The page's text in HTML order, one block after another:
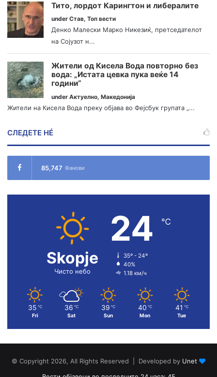
Тито, лордот Карингтон и либералите
under Став, Топ вести
Денко Малески Марко Никезиќ, претседателот
на Сојузот н...
Жители од Кисела Вода повторно без
вода: „Истата цевка пука веќе 14
години“
under Актуелно, Македонија
Жители на Кисела Вода преку објава во Фејсбук групата „...
СЛЕДЕТЕ НÉ
85,747 Фанови
Skopje
Чисто небо
24 ℃
35º - 24º
40%
1.18 км/ч
35 ℃
Fri
36 ℃
Sat
39 ℃
Sun
40 ℃
Mon
41 ℃
Tue
© Copyright 2026, All Rights Reserved | Developed by Unet